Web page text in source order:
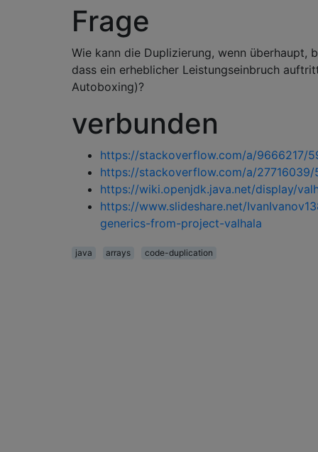
Frage
Wie kann die Duplizierung, wenn überhaupt,
dass ein erheblicher Leistungseinbruch
Autoboxing)?
verbunden
https://stackoverflow.com/a/9666217/
https://stackoverflow.com/a/27716039/
https://wiki.openjdk.java.net/display/
https://www.slideshare.net/
generics-from-project-valhala
java arrays code-duplication